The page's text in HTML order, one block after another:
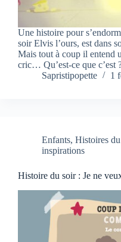
Une histoire pour
soir Elvis l’ours, est dans
Mais tout à coup il entend
cric… Qu’est-ce que
Sapristipopette
1
Enfants, Histoires
inspirations
Histoire du soir : Je ne